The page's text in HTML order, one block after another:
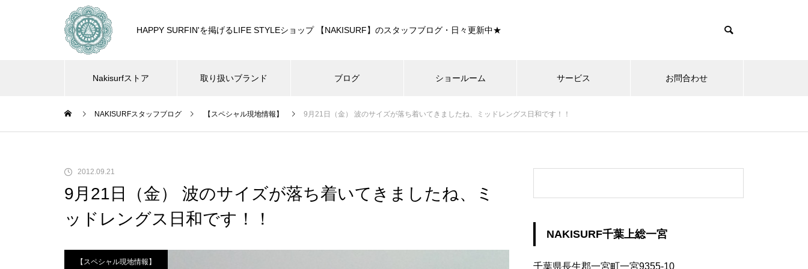
HAPPY SURFIN'を掲げるLIFE STYLEショップ 【NAKISURF】のスタッフブログ・日々更新中★
Nakisurfストア 取り扱いブランド ブログ ショールーム サービス お問合わせ
NAKISURFスタッフブログ 【スペシャル現地情報】 9月21日（金） 波のサイズが落ち着いてきましたね、ミッドレングス日和です！！
2012.09.21
9月21日（金） 波のサイズが落ち着いてきましたね、ミ
ッドレングス日和です！！
【スペシャル現地情報】
NAKISURF千葉上総一宮
千葉県長生郡一宮町一宮9355-10